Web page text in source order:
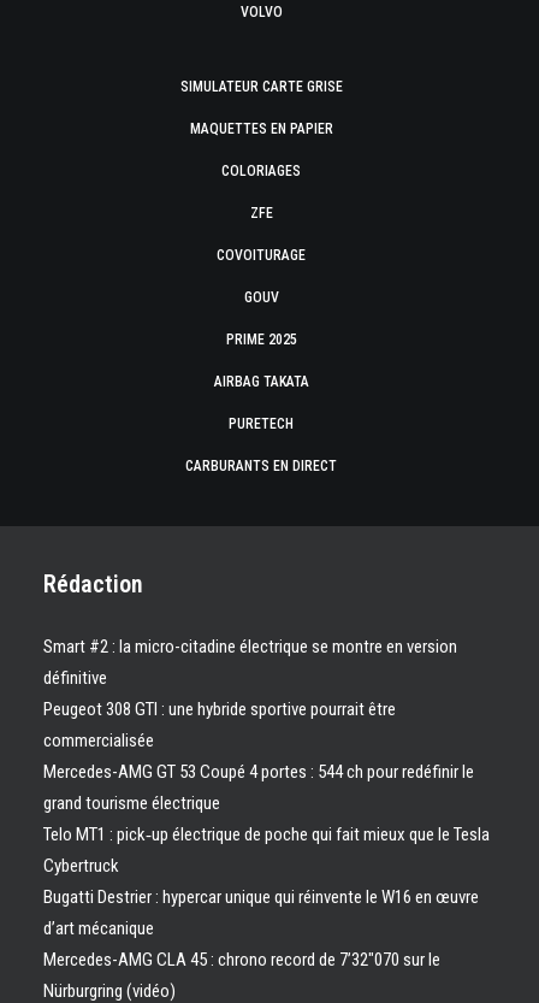
VOLVO
SIMULATEUR CARTE GRISE
MAQUETTES EN PAPIER
COLORIAGES
ZFE
COVOITURAGE
GOUV
PRIME 2025
AIRBAG TAKATA
PURETECH
CARBURANTS EN DIRECT
Rédaction
Smart #2 : la micro-citadine électrique se montre en version
définitive
Peugeot 308 GTI : une hybride sportive pourrait être
commercialisée
Mercedes-AMG GT 53 Coupé 4 portes : 544 ch pour redéfinir le
grand tourisme électrique
Telo MT1 : pick‑up électrique de poche qui fait mieux que le Tesla
Cybertruck
Bugatti Destrier : hypercar unique qui réinvente le W16 en œuvre
d’art mécanique
Mercedes-AMG CLA 45 : chrono record de 7’32″070 sur le
Nürburgring (vidéo)